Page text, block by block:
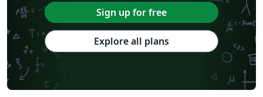
Sign up for free
Explore all plans